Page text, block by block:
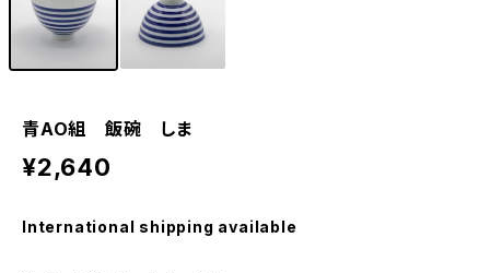
青AO組 飯碗 しま
¥2,640
International shipping available